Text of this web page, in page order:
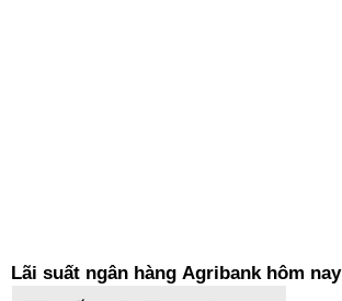
Lãi suất ngân hàng Agribank hôm nay